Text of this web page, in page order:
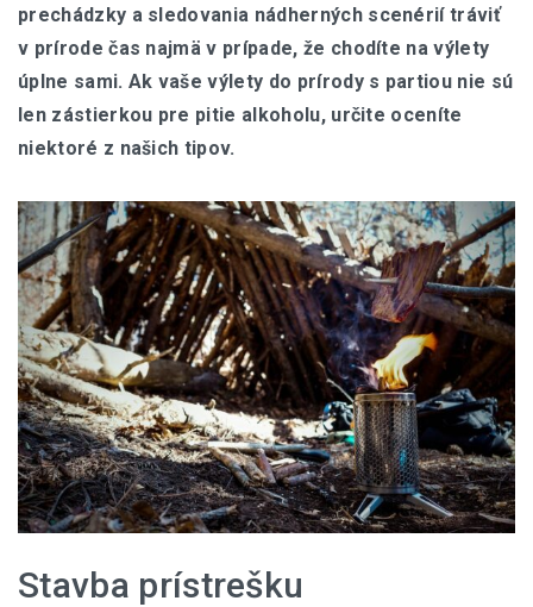
prechádzky a sledovania nádherných scenérií tráviť
v prírode čas najmä v prípade, že chodíte na výlety
úplne sami. Ak vaše výlety do prírody s partiou nie sú
len zástierkou pre pitie alkoholu, určite oceníte
niektoré z našich tipov.
Stavba prístrešku